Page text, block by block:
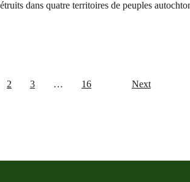
dans quatre territoires de peuples
2 3 … 16 Next